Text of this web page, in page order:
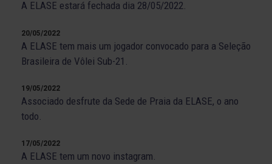
A ELASE estará fechada dia 28/05/2022.
20/05/2022
A ELASE tem mais um jogador convocado para a Seleção
Brasileira de Vôlei Sub-21.
19/05/2022
Associado desfrute da Sede de Praia da ELASE, o ano
todo.
17/05/2022
A ELASE tem um novo instagram.